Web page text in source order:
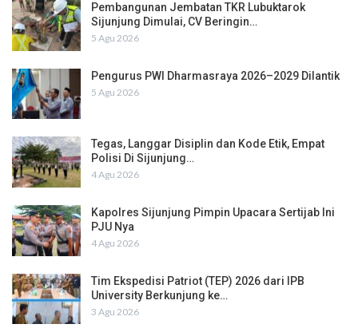
Pembangunan Jembatan TKR Lubuktarok
Sijunjung Dimulai, CV Beringin…
5 Agu 2026
Pengurus PWI Dharmasraya 2026–2029 Dilantik
5 Agu 2026
Tegas, Langgar Disiplin dan Kode Etik, Empat
Polisi Di Sijunjung…
4 Agu 2026
Kapolres Sijunjung Pimpin Upacara Sertijab Ini
PJU Nya
4 Agu 2026
Tim Ekspedisi Patriot (TEP) 2026 dari IPB
University Berkunjung ke…
3 Agu 2026